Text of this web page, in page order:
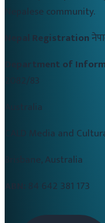
Nepalese community.
Nepal Registration
Department of
2082/83
Australia
CALD Media and
Brisbane, Australia
84 642 381 173